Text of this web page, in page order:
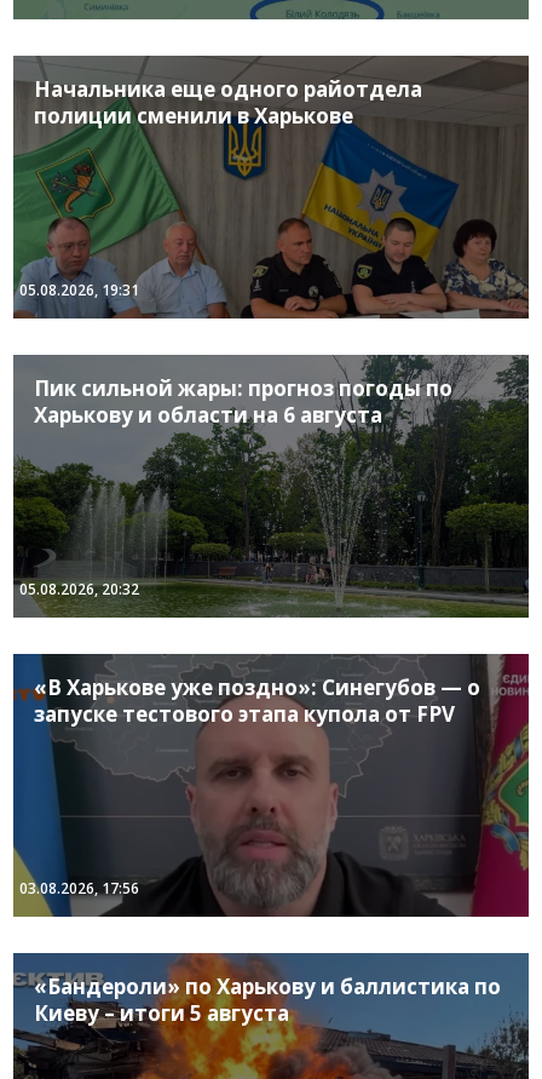
Начальника еще одного райотдела
полиции сменили в Харькове
05.08.2026, 19:31
Пик сильной жары: прогноз погоды по
Харькову и области на 6 августа
05.08.2026, 20:32
«В Харькове уже поздно»: Синегубов — о
запуске тестового этапа купола от FPV
03.08.2026, 17:56
«Бандероли» по Харькову и баллистика по
Киеву – итоги 5 августа